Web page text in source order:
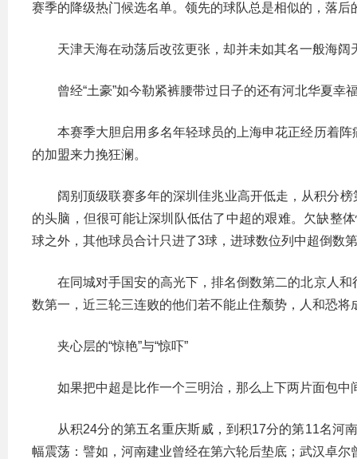
赛季的降级热门候选名单。领先的球队总是相似的，落后
天津天海在动荡后改弦更张，却并未如其名一般海
曾经“土豪”如今勒紧裤腰带过日子的还有河北华夏
本赛季大胆启用多名年轻球员的上海申花正经历着
的加盟来力挽狂澜。
阔别顶级联赛多年的深圳佳兆业高开低走，从积分
的头脑，但很可能让深圳队低估了中超的艰难。欠缺整
球之外，其他球员合计只进了3球，进球数位列中超倒数
在同城对手国安的高光下，排名倒数第二的北京人
数第一，近三轮三连败的他们若不能止住颓势，人和恐将
夹心层的“惊艳”与“惊吓”
如果把中超是比作一个三明治，那么上下两片面包中
从积24分的第五名重庆斯威，到积17分的第11名河
幅震荡：譬如，河南建业曾经在第六轮后垫底；武汉卓